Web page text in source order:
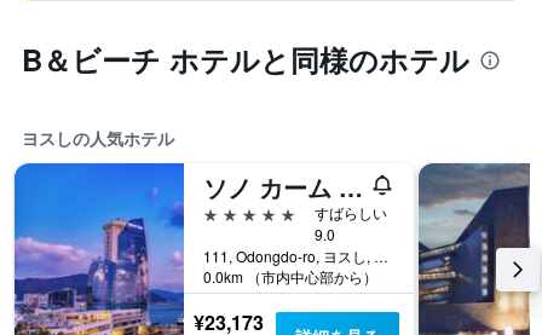
B＆ビーチ ホテルと同様のホテル
ヨスしの人気ホテル
ソノ カーム ヨス
5つ星
すばらしい
9.0
111, Odongdo-ro, ヨスし, 韓国
0.0km （市内中心部から）
¥23,173